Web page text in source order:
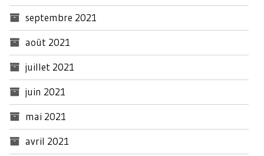
septembre 2021
août 2021
juillet 2021
juin 2021
mai 2021
avril 2021